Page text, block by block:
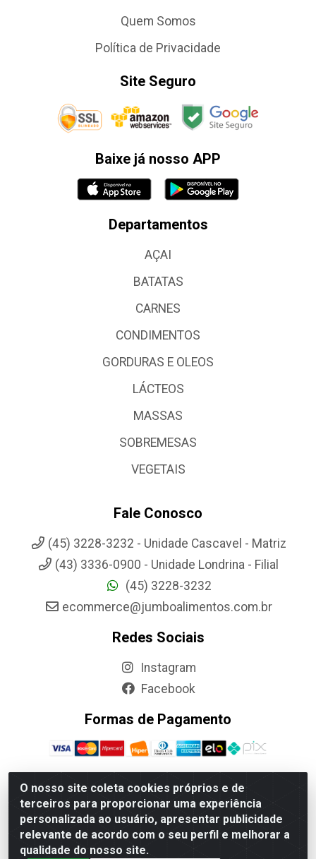
O nosso site coleta cookies próprios e de
terceiros para proporcionar uma experiência
personalizada ao usuário, apresentar publicidade
relevante de acordo com o seu perfil e melhorar a
qualidade do nosso site.
Quem Somos
Política de Privacidade
Site Seguro
Baixe já nosso APP
Departamentos
AÇAI
BATATAS
CARNES
CONDIMENTOS
GORDURAS E OLEOS
LÁCTEOS
MASSAS
SOBREMESAS
VEGETAIS
Fale Conosco
(45) 3228-3232 - Unidade Cascavel - Matriz
(43) 3336-0900 - Unidade Londrina - Filial
(45) 3228-3232
ecommerce@jumboalimentos.com.br
Redes Sociais
Instagram
Facebook
Formas de Pagamento
Jumbo Alimentos Cascavel - Matriz - Rua Itatiba Do Sul, 161 -
Santos Dumont, Cascavel-PR - CEP 85804-700- CNPJ
85.522.043/0001-90